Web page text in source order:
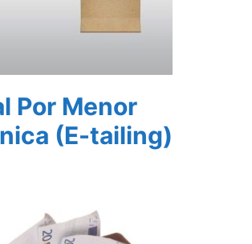
Por Menor
(E-tailing)